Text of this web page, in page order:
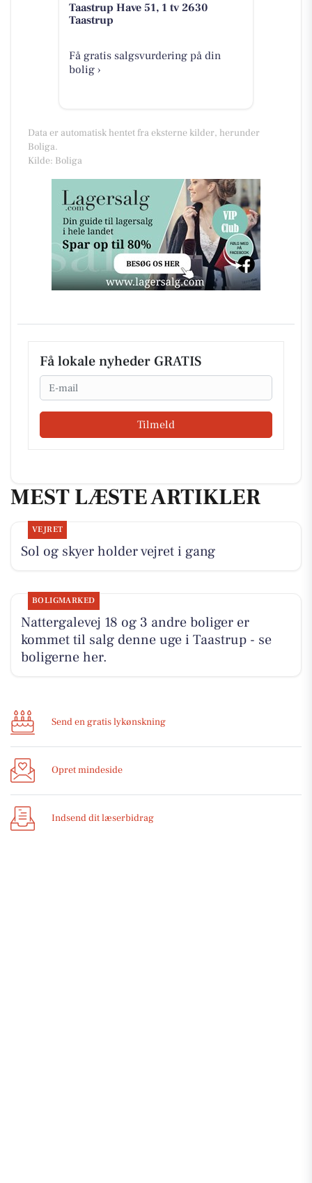
Taastrup Have 51, 1 tv 2630
Taastrup
Få gratis salgsvurdering på din
bolig ›
Data er automatisk hentet fra eksterne kilder, herunder
Boliga.
Kilde: Boliga
Få lokale nyheder GRATIS
Email
Tilmeld
MEST LÆSTE ARTIKLER
VEJRET
Sol og skyer holder vejret i gang
BOLIGMARKED
Nattergalevej 18 og 3 andre boliger er
kommet til salg denne uge i Taastrup - se
boligerne her.
Send en gratis lykønskning
Opret mindeside
Indsend dit læserbidrag